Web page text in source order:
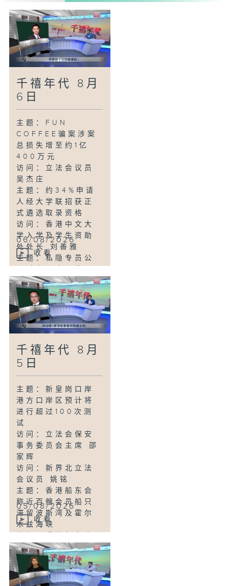
千禧年代 8月
6日
主题：FUN
COFFEE骗案涉案
总损失增至约1亿
400万元
访问：立法会议员
吴杰庄
主题：约34%申请
人经大学联招获正
式遴选取录资格
访问：香港中文大
学入学及学生资助
处处长 刘善雅
主题：私隐专员公
宗怀疑假冒电子签
证网站相关查询或
投诉
访问：个人资料私
隐专员 钟丽玲
「香港好物节」首
度进军东盟
访问：香港贸易发
喜
主题：5岁男童被虐
待致死 母亲判囚
22年／性罪行法例
公众谘询完结
访问：防止虐待儿
童会总干事 娄小君
主题：七岁男童感
染甲型流感不治 今
年首宗儿童流感离
世个案
访问：亚洲儿童传
染病学会会长 关日
06/08/2026
收看
千禧年代 8月
5日
主题：新皇岗口岸
港方口岸区预计将
进行超过100次测
试
访问：立法会保安
事务委员会主席 邵
家辉
访问：新界北立法
会议员 姚铭
主题：香港船东会
称近百艘会员船只
滞留波斯湾及霍尔
木兹海峡
常务副主席 林诗
键
访问：香港气象学
会发言人 梁荣武
05/08/2026
收看